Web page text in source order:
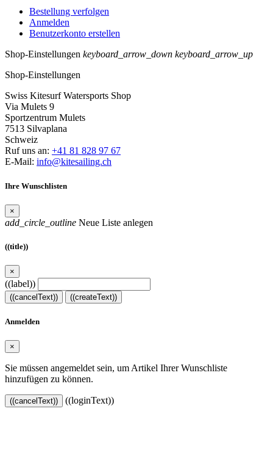
Bestellung verfolgen
Anmelden
Benutzerkonto erstellen
Shop-Einstellungen keyboard_arrow_down keyboard_arrow_up
Shop-Einstellungen
Swiss Kitesurf Watersports Shop
Via Mulets 9
Sportzentrum Mulets
7513 Silvaplana
Schweiz
Ruf uns an: +41 81 828 97 67
E-Mail: info@kitesailing.ch
Ihre Wunschlisten
×
add_circle_outline Neue Liste anlegen
((title))
×
((label))
((cancelText)) ((createText))
Anmelden
×
Sie müssen angemeldet sein, um Artikel Ihrer Wunschliste
hinzufügen zu können.
((cancelText)) ((loginText))